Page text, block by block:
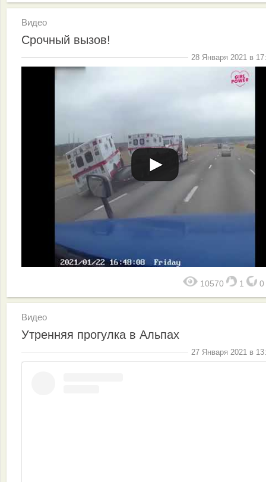
Видео
Срочный вызов!
28 Января 2021 в
10570 1 0
Видео
Утренняя прогулка в Альпах
27 Января 2021 в